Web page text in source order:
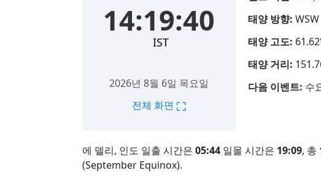
14:19:41
IST
2026년 8월 6일 목요일
전체 화면 ⛶
태양 방향:
태양 고도:
태양 거리:
다음 이벤트: 수
에 델리, 인도 일출 시간은 05:44 일몰 시간은 19:09, 총
(September Equinox).